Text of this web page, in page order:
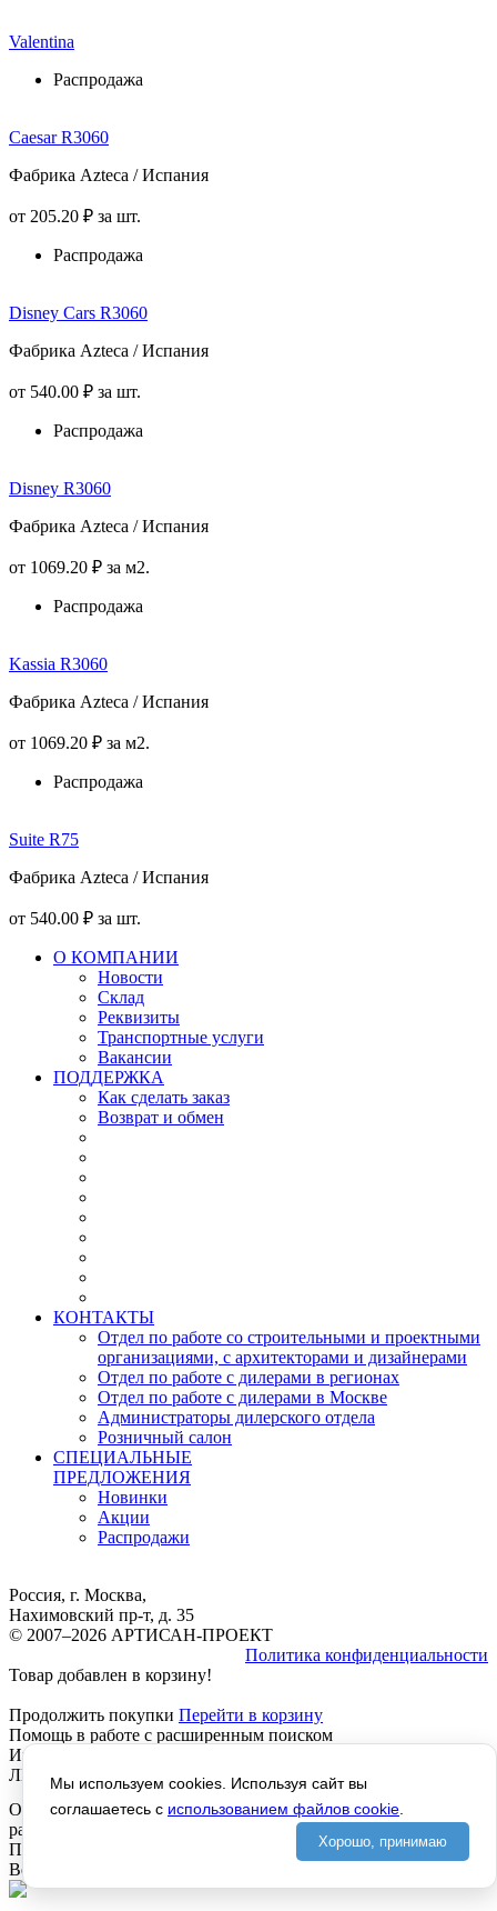
Valentina
Распродажа
Caesar R3060
Фабрика Azteca / Испания
от 205.20 ₽ за шт.
Распродажа
Disney Cars R3060
Фабрика Azteca / Испания
от 540.00 ₽ за шт.
Распродажа
Disney R3060
Фабрика Azteca / Испания
от 1069.20 ₽ за м2.
Распродажа
Kassia R3060
Фабрика Azteca / Испания
от 1069.20 ₽ за м2.
Распродажа
Suite R75
Фабрика Azteca / Испания
от 540.00 ₽ за шт.
О КОМПАНИИ
Новости
Склад
Реквизиты
Транспортные услуги
Вакансии
ПОДДЕРЖКА
Как сделать заказ
Возврат и обмен
КОНТАКТЫ
Отдел по работе со строительными и проектными
организациями, с архитекторами и дизайнерами
Отдел по работе с дилерами в регионах
Отдел по работе с дилерами в Москве
Администраторы дилерского отдела
Розничный салон
СПЕЦИАЛЬНЫЕ
ПРЕДЛОЖЕНИЯ
Новинки
Акции
Распродажи
Россия, г. Москва,
Нахимовский пр-т, д. 35
© 2007–2026 АРТИСАН-ПРОЕКТ
Политика конфиденциальности
Товар добавлен в корзину!
Продолжить покупки Перейти в корзину
Помощь в работе с расширенным поиском
Инструкция расширенный Поиск, работает везде, КРОМЕ
ЛИЧНОГО КАБИНЕТА, там не отображается текст!
Отображается левое название - Помощь в работе с
расширенным поиском, ОТКУДА?
Предпросмотр
Версия для печати
Мы используем cookies. Используя сайт вы
соглашаетесь с использованием файлов cookie
Хорошо, принимаю